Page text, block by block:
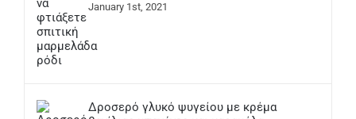
January 1st, 2021
Δροσερό γλυκό ψυγείου με κρέμα